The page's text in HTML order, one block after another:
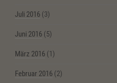
Juli 2016 (3)
Juni 2016 (5)
März 2016 (1)
Februar 2016 (2)